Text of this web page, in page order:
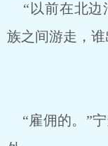
“以前在北边
族之间游走，
“雇佣的。”